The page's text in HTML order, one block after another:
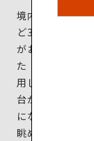
境内には、3重
ど30ほどの堂
がおすすめで
た「舞台」を
用して木材を
台から崖下ま
になり秋には
眺める京都の